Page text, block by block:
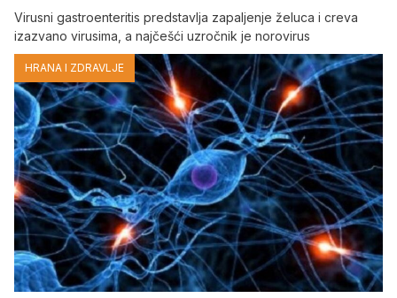
Virusni gastroenteritis predstavlja zapaljenje želuca i creva
izazvano virusima, a najčešći uzročnik je norovirus
HRANA I ZDRAVLJE